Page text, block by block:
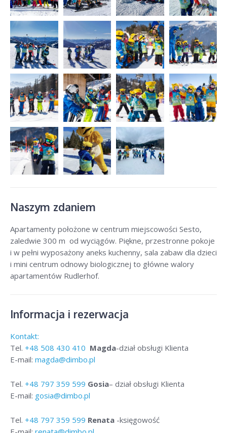
Naszym zdaniem
Apartamenty położone w centrum miejscowości Sesto,
zaledwie 300 m od wyciągów. Piękne, przestronne pokoje
i w pełni wyposażony aneks kuchenny, sala zabaw dla dzieci
i mini centrum odnowy biologicznej to główne walory
apartamentów Rudlerhof.
Informacja i rezerwacja
Kontakt:
Tel. +48 508 430 410 Magda-dział obsługi Klienta
E-mail: magda@dimbo.pl
Tel. +48 797 359 599 Gosia– dział obsługi Klienta
E-mail: gosia@dimbo.pl
Tel. +48 797 359 599 Renata -księgowość